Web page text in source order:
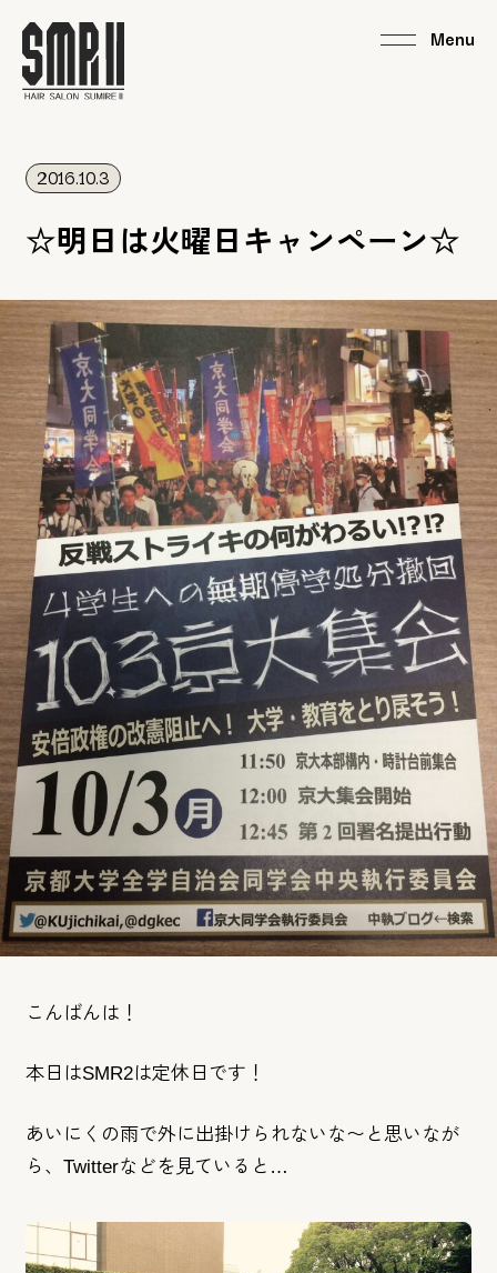
2016.10.3
☆明日は火曜日キャンペーン☆
こんばんは！
本日はSMR2は定休日です！
あいにくの雨で外に出掛けられないな〜と思いなが
ら、 Twitterなどを見ていると…